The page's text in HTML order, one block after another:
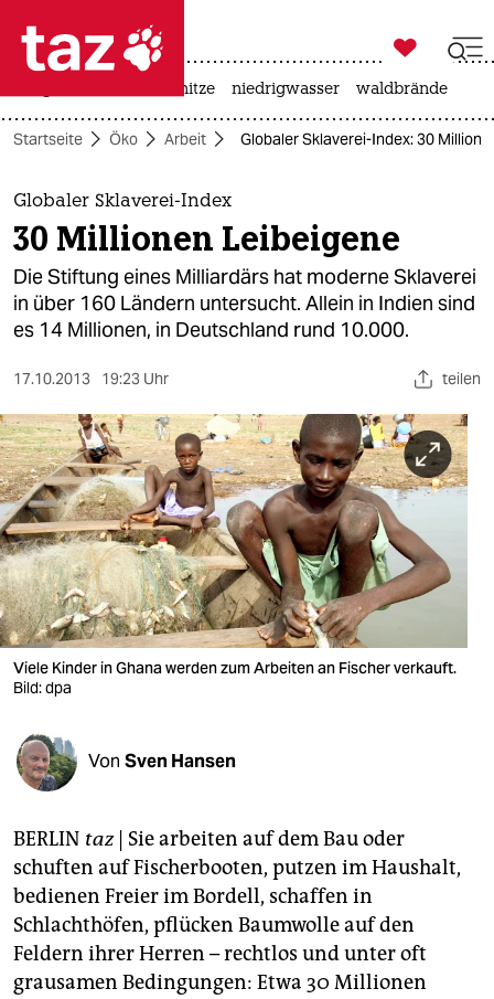
 taz zahl ich
taz zahl ich
themen
politik
öko
sport
berlin
nord
wahrheit
verlag
verlag
veranstaltungen
shop
unterstützen
abo
genossenschaft
epaper login

taz zahl ich
hitze niedrigwasser waldbrände
Startseite Öko Arbeit Globaler Sklaverei-Index: 30
Globaler Sklaverei-Index
30 Millionen Leibeigene
Die Stiftung eines Milliardärs hat moderne Sklaverei
in über 160 Ländern untersucht. Allein in Indien sind
es 14 Millionen, in Deutschland rund 10.000.
17.10.2013 19:23 Uhr teilen
Viele Kinder in Ghana werden zum Arbeiten an Fischer verkauft.
Bild: dpa
Von Sven Hansen
BERLIN taz| Sie arbeiten auf dem Bau oder
schuften auf Fischerbooten, putzen im Haushalt,
bedienen Freier im Bordell, schaffen in
Schlachthöfen, pflücken Baumwolle auf den
Feldern ihrer Herren – rechtlos und unter oft
grausamen Bedingungen: Etwa 30 Millionen